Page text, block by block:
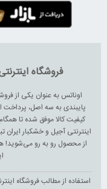
فروشگاه
اوناتس به عنوان یکی از
کیفیت کالا موفق شده تا
اینترنتی آجیل و خشکبار
از محصول رو به رو می‌شوید!
استفاده از مطالب فروشگاه